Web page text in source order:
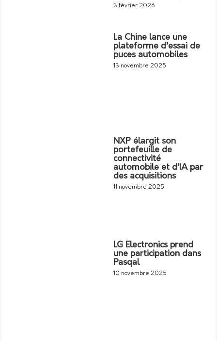
3 février 2026
La Chine lance une
plateforme d’essai de
puces automobiles
13 novembre 2025
NXP élargit son
portefeuille de
connectivité
automobile et d’IA par
des acquisitions
11 novembre 2025
LG Electronics prend
une participation dans
Pasqal
10 novembre 2025